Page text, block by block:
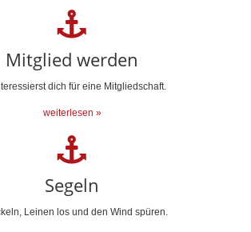
Mitglied werden
dich für eine Mitgliedschaft.
weiterlesen »
Segeln
Leinen los und den Wind spüren.